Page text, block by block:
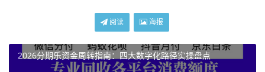
阅读 海报
2026分期乐资金周转指南：四大数字化路径实操盘点